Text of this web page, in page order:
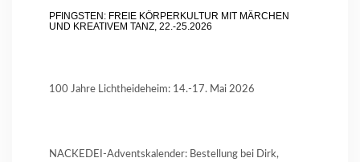
PFINGSTEN: FREIE KÖRPERKULTUR MIT MÄRCHEN
UND KREATIVEM TANZ, 22.-25.2026
100 Jahre Lichtheideheim: 14.-17. Mai 2026
NACKEDEI-Adventskalender: Bestellung bei Dirk,